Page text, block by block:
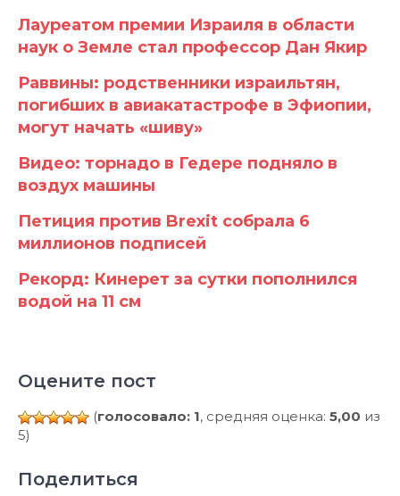
Лауреатом премии Израиля в области
наук о Земле стал профессор Дан Якир
Раввины: родственники израильтян,
погибших в авиакатастрофе в Эфиопии,
могут начать «шиву»
Видео: торнадо в Гедере подняло в
воздух машины
Петиция против Brexit собрала 6
миллионов подписей
Рекорд: Кинерет за сутки пополнился
водой на 11 см
Оцените пост
(голосовало: 1, средняя оценка: 5,00 из
5)
Поделиться